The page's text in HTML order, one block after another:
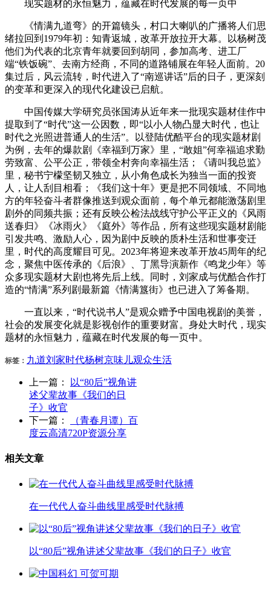
现实题材的永恒魅力，蕴藏在时代发展的每一页中
《情满九道弯》的开篇镜头，村口大喇叭的广播将人们思
绪拉回到1979年初：知青返城，改革开放拉开大幕。以杨树茂
他们为代表的北京青年就要回到胡同，参加高考、进工厂
端“铁饭碗”、去南方经商，不同的道路铺展在年轻人面前。20
集过后，风云流转，时代进入了“南巡讲话”后的日子，更深刻
的变革和更深入的现代化建设已启航。
中国传媒大学研究员张国涛从近年来一批现实题材佳作中
提取到了“时代”这一公因数，即“以小人物凸显大时代，也让
时代之光照进普通人的生活”。以登陆优酷平台的现实题材剧
为例，去年的爆款剧《幸福到万家》里，“敢姐”何幸福追求勤
劳致富、公平公正，带领全村奔向幸福生活；《请叫我总监》
里，秘书宁檬坚韧又独立，从小角色成长为独当一面的投资
人，让人刮目相看；《我们这十年》更是把不同领域、不同地
方的年轻奋斗者群像推送到观众面前，每个单元都能激荡剧里
剧外的同频共振；还有反映公检法战线守护公平正义的《风雨
送春归》《冰雨火》《庭外》等作品，所有这些现实题材剧能
引发共鸣、激励人心，因为剧中反映的质朴生活和世事变迁
里，时代的高度耀目可见。2023年将迎来改革开放45周年的纪
念，聚焦中医传承的《后浪》、丁黑导演新作《鸣龙少年》等
众多现实题材大剧也将先后上线。同时，刘家成与优酷合作打
造的“情满”系列剧最新篇《情满簋街》也已进入了筹备期。
一直以来，“时代说书人”是观众赠予中国电视剧的美誉，
社会的发展变化就是影视创作的重要财富。身处大时代，现实
题材的永恒魅力，蕴藏在时代发展的每一页中。
标签： 九道刘家时代杨树京味儿观众生活
上一篇：
以“80后”视角讲
述父辈故事《我们的日
子》收官
下一篇：
（青春月谭）百
度云高清720P资源分享
相关文章
在一代代人奋斗曲线里感受时代脉搏
以“80后”视角讲述父辈故事《我们的日子》收官